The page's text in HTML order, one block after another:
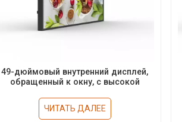
49-дюймовый внутренний дисплей,
обращенный к окну, с высокой
ЧИТАТЬ ДАЛЕЕ